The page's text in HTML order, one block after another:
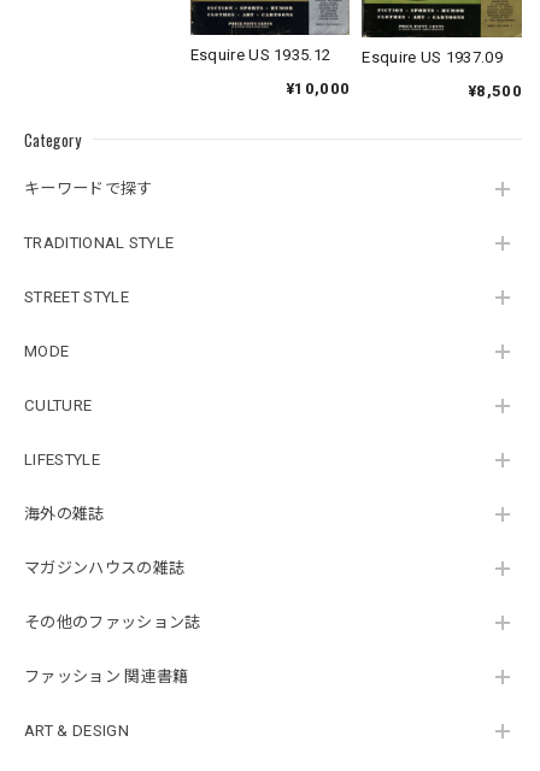
Category
キーワードで探す
TRADITIONAL STYLE
STREET STYLE
MODE
CULTURE
LIFESTYLE
海外の雑誌
マガジンハウスの雑誌
その他のファッション誌
ファッション 関連書籍
ART & DESIGN
Esquire US 1935.12
¥10,000
Esquire US 1937.09
¥8,500